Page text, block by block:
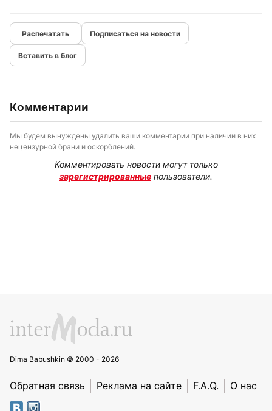
Подписаться на новости
Вставить в блог
Комментарии
Мы будем вынуждены удалить ваши комментарии при наличии в них
нецензурной брани и оскорблений.
Комментировать новости могут только
зарегистрированные пользователи.
Dima Babushkin © 2000 - 2026
Обратная связь Реклама на сайте F.A.Q. О нас